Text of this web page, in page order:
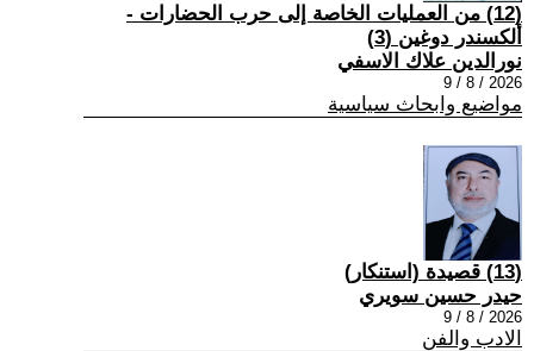
(12) من العمليات الخاصة إلى حرب الحضارات -
ألكسندر دوغين (3)
نورالدين علاك الاسفي
2026 / 8 / 9
مواضيع وابحاث سياسية
(13) قصيدة (استنكار)
حيدر حسين سويري
2026 / 8 / 9
الادب والفن